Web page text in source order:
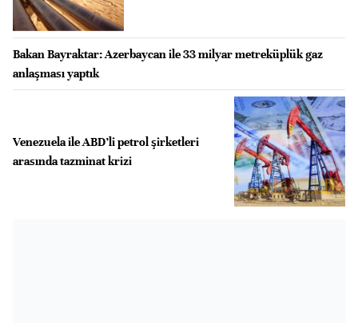
Bakan Bayraktar: Azerbaycan ile 33 milyar metreküplük gaz
anlaşması yaptık
Venezuela ile ABD’li petrol şirketleri
arasında tazminat krizi